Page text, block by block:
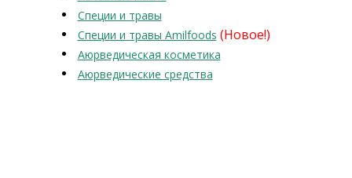
Специи и травы
Специи и травы Amilfoods (Новое!)
Аюрведическая косметика
Аюрведические средства